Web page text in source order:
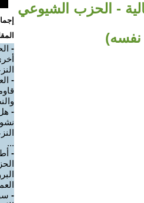
- الحزب الشيوعي
نفسه)
-
-
-
...
-
-